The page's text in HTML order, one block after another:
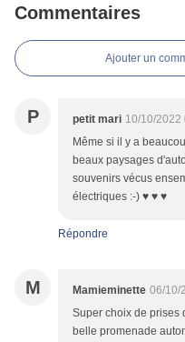
Commentaires
Ajouter un
P petit mari 10/10/2022
Même si il y a
beaux paysages
souvenirs vécus
électriques :-) ♥ ♥ ♥
Répondre
M Mamieminette 06/10/
Super choix de prises
belle promenade